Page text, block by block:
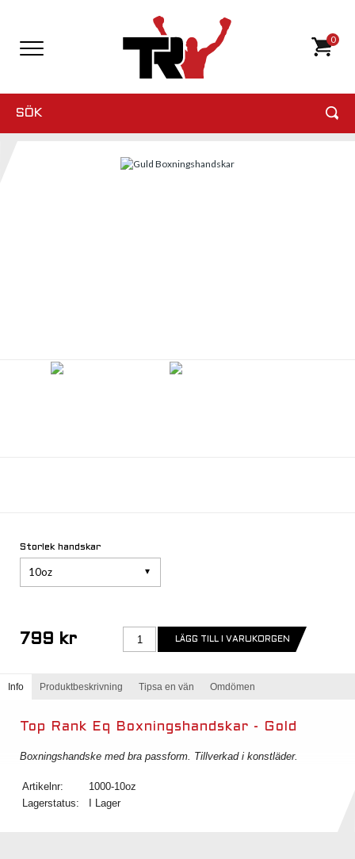
0
SÖK
Storlek handskar
10oz
799 kr
Info Produktbeskrivning Tipsa en vän Omdömen
Top Rank Eq Boxningshandskar - Gold
Boxningshandske med bra passform. Tillverkad i konstläder.
Artikelnr:
1000-10oz
Lagerstatus:
I Lager